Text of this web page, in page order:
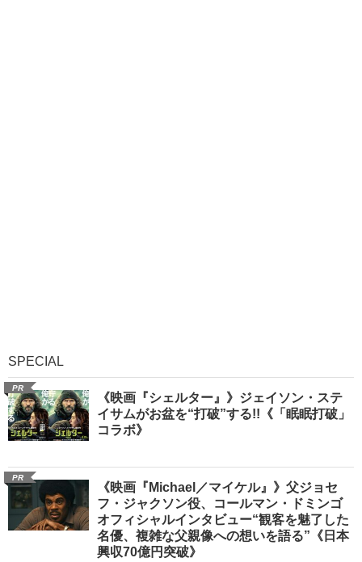
SPECIAL
PR
《映画『シェルター』》ジェイソン・ステ
イサムがお盆を“打破”する!!《「眠眠打破」
コラボ》
PR
《映画『Michael／マイケル』》父ジョセ
フ・ジャクソン役、コールマン・ドミンゴ
オフィシャルインタビュー“観客を魅了した
名優、複雑な父親像への想いを語る”《日本
興収70億円突破》